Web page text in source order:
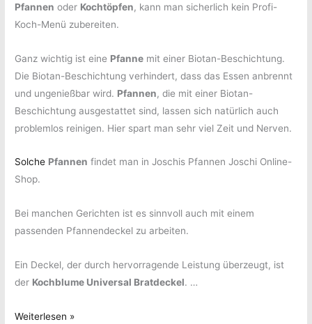
Pfannen oder Kochtöpfen, kann man sicherlich kein Profi-
Koch-Menü zubereiten.
Ganz wichtig ist eine Pfanne mit einer Biotan-Beschichtung.
Die Biotan-Beschichtung verhindert, dass das Essen anbrennt
und ungenießbar wird. Pfannen, die mit einer Biotan-
Beschichtung ausgestattet sind, lassen sich natürlich auch
problemlos reinigen. Hier spart man sehr viel Zeit und Nerven.
Solche Pfannen findet man in Joschis Pfannen Joschi Online-
Shop.
Bei manchen Gerichten ist es sinnvoll auch mit einem
passenden Pfannendeckel zu arbeiten.
Ein Deckel, der durch hervorragende Leistung überzeugt, ist
der Kochblume Universal Bratdeckel. …
Unbeschwertes
Weiterlesen »